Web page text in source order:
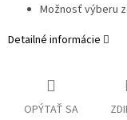
Možnosť výberu
Detailné informácie
OPÝTAŤ SA